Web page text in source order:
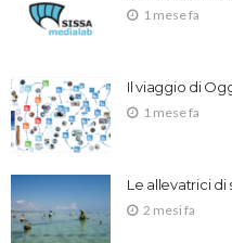
1 mese fa
Il viaggio di
1 mese fa
Le allevatrici di
2 mesi fa